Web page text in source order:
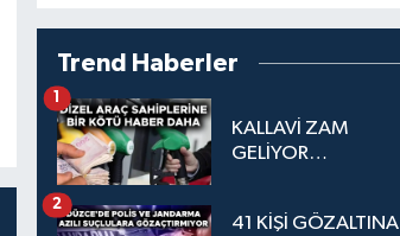
Trend Haberler
KALLAVİ ZAM
GELİYOR…
1
41 KİŞİ GÖZALTINA
2